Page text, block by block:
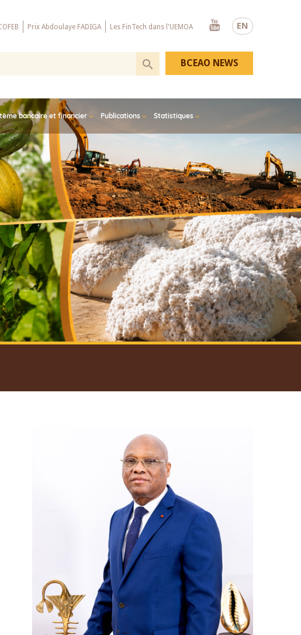
EN
Prix Abdoulaye FADIGA Les FinTech dans l'UEMOA
Youtube
bancaire et financier Publications Statistiques
BCEAO NEWS